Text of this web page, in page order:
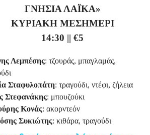
ΓΝΗΣΙΑ ΛΑΪΚΑ»
ΚΥΡΙΑΚΗ ΜΕΣΗΜΕΡΙ
14:30 || €5
Λεμπέσης: τζουράς, μπαγλαμάς,
Σταφυλοπάτη: τραγούδι, ντέφι, ζήλεια
Στεφανάκης: μπουζούκι
Κονάς: ακορντεόν
Συκιώτης: κιθάρα, τραγούδι